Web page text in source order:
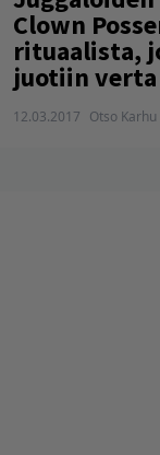
Clown
rituaalista,
juotiin verta
12.03.2017 Otso Karhu